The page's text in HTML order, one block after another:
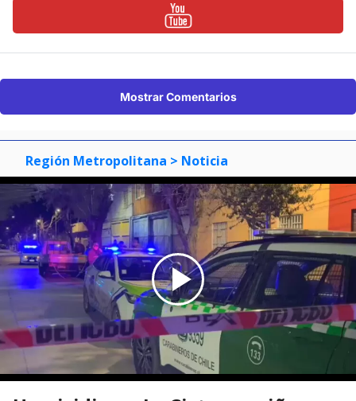
Mostrar Comentarios
Región Metropolitana > Noticia